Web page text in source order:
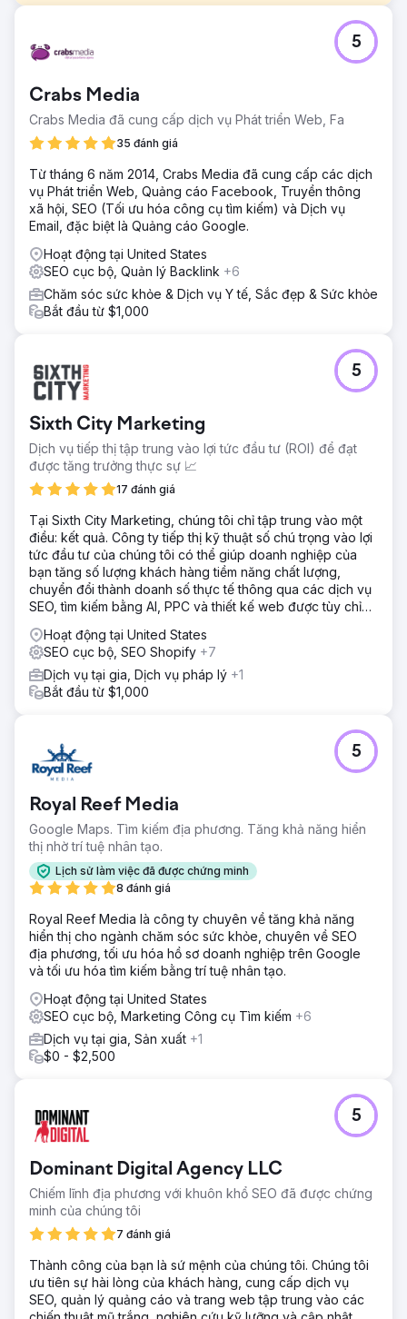
Một công ty du lịch đã chi hơn 50.000 MXN mỗi tháng cho
quảng cáo Google Ads để duy trì lượng đặt phòng ổn
vào quảng cáo trả phí khiến doanh nghiệp dễ bị tổn
thương trước sự tăng giá CPC và những thay đổi chính
sách của nền tảng. Các đối thủ cạnh tranh với nhiều năm
kinh nghiệm trong xếp hạng tìm kiếm tự nhiên đã thống trị
kết quả. Họ cần đảo ngược tình thế: ưu tiên tìm kiếm tự
nhiên, quảng cáo trả phí chỉ là bổ trợ.
Giải pháp
Kiểm tra kỹ thuật toàn diện và sửa chữa các lỗi lập chỉ mục
nghiêm trọng. Xây dựng cấu trúc nội dung mới dựa trên uy
tín chủ đề và các cụm ngữ nghĩa. Tối ưu hóa các trang
dịch vụ cho các từ khóa giao dịch. Chiến lược SEO địa
phương mạnh mẽ với tối ưu hóa Hồ sơ Doanh nghiệp
Google. Nội dung được điều chỉnh phù hợp với từng giai
cho phép giảm quảng cáo khi lưu lượng truy cập tự nhiên
tăng lên.
Kết quả
Lưu lượng truy cập tự nhiên tăng 420% trong 12 tháng.
Giảm chi phí đầu tư Google Ads từ 50.000 USD xuống còn
0 MXN mỗi tháng mà vẫn duy trì được lượng đặt chỗ. Lợi
tức đầu tư dự án được phục hồi trong 4 tháng. Đạt vị trí số
1 cho các từ khóa giao dịch quan trọng trong lĩnh vực. Tỷ
lệ chuyển đổi được cải thiện 65% nhờ lưu lượng truy cập
có ý định mua hàng cao hơn. Hiện tại, doanh nghiệp tạo ra
92% khách hàng tiềm năng từ các kênh tự nhiên.
Chuyển đến trang agency
Crabs Media
Crabs Media đã cung cấp dịch vụ Phát triển Web, Fa
35 đánh giá
5
Từ tháng 6 năm 2014, Crabs Media đã cung cấp các dịch
vụ Phát triển Web, Quảng cáo Facebook, Truyền thông
xã hội, SEO (Tối ưu hóa công cụ tìm kiếm) và Dịch vụ
Email, đặc biệt là Quảng cáo Google.
Hoạt động tại United States
SEO cục bộ, Quản lý Backlink +6
Chăm sóc sức khỏe & Dịch vụ Y tế, Sắc đẹp & Sức khỏe
Bắt đầu từ $1,000
Sixth City Marketing
Dịch vụ tiếp thị tập trung vào lợi tức đầu tư (ROI) để đạt
được tăng trưởng thực sự 📈
17 đánh giá
5
Tại Sixth City Marketing, chúng tôi chỉ tập trung vào một
điều: kết quả. Công ty tiếp thị kỹ thuật số chú trọng vào lợi
tức đầu tư của chúng tôi có thể giúp doanh nghiệp của
bạn tăng số lượng khách hàng tiềm năng chất lượng,
chuyển đổi thành doanh số thực tế thông qua các dịch vụ
SEO, tìm kiếm bằng AI, PPC và thiết kế web được tùy chỉnh
Hoạt động tại United States
SEO cục bộ, SEO Shopify +7
Dịch vụ tại gia, Dịch vụ pháp lý +1
Bắt đầu từ $1,000
Royal Reef Media
Google Maps. Tìm kiếm địa phương. Tăng khả năng hiển
thị nhờ trí tuệ nhân tạo.
Lịch sử làm việc đã được chứng minh
8 đánh giá
5
Royal Reef Media là công ty chuyên về tăng khả năng
hiển thị cho ngành chăm sóc sức khỏe, chuyên về SEO
địa phương, tối ưu hóa hồ sơ doanh nghiệp trên Google
và tối ưu hóa tìm kiếm bằng trí tuệ nhân tạo.
Hoạt động tại United States
SEO cục bộ, Marketing Công cụ Tìm kiếm +6
Dịch vụ tại gia, Sản xuất +1
$0 - $2,500
Dominant Digital Agency LLC
Chiếm lĩnh địa phương với khuôn khổ SEO đã được chứng
minh của chúng tôi
7 đánh giá
5
Thành công của bạn là sứ mệnh của chúng tôi. Chúng tôi
ưu tiên sự hài lòng của khách hàng, cung cấp dịch vụ
SEO, quản lý quảng cáo và trang web tập trung vào các